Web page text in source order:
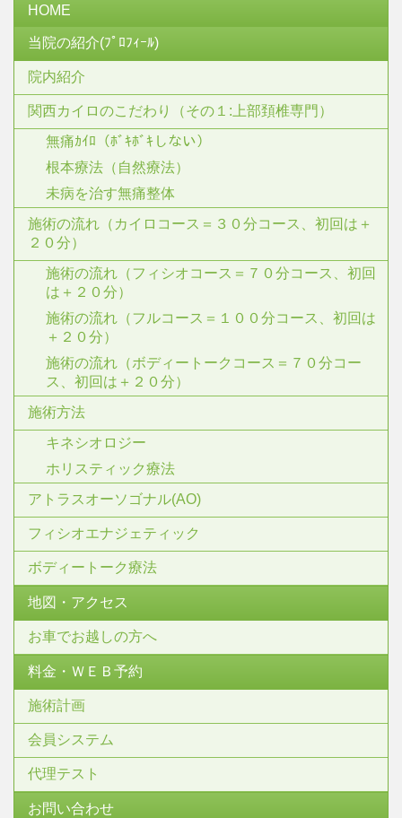
HOME
当院の紹介(ﾌﾟﾛﾌｨｰﾙ)
院内紹介
関西カイロのこだわり（その１:上部頚椎専門）
無痛ｶｲﾛ（ﾎﾞｷﾎﾞｷしない）
根本療法（自然療法）
未病を治す無痛整体
施術の流れ（カイロコース＝３０分コース、初回は＋
２０分）
施術の流れ（フィシオコース＝７０分コース、初回
は＋２０分）
施術の流れ（フルコース＝１００分コース、初回は
＋２０分）
施術の流れ（ボディートークコース＝７０分コー
ス、初回は＋２０分）
施術方法
キネシオロジー
ホリスティック療法
アトラスオーソゴナル(AO)
フィシオエナジェティック
ボディートーク療法
地図・アクセス
お車でお越しの方へ
料金・ＷＥＢ予約
施術計画
会員システム
代理テスト
お問い合わせ